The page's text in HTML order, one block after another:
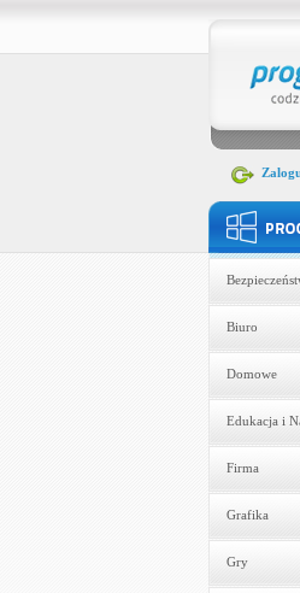
Biuro
Domowe
Edukacja i
Firma
Grafika
Gry